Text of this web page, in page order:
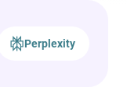
Perplexity